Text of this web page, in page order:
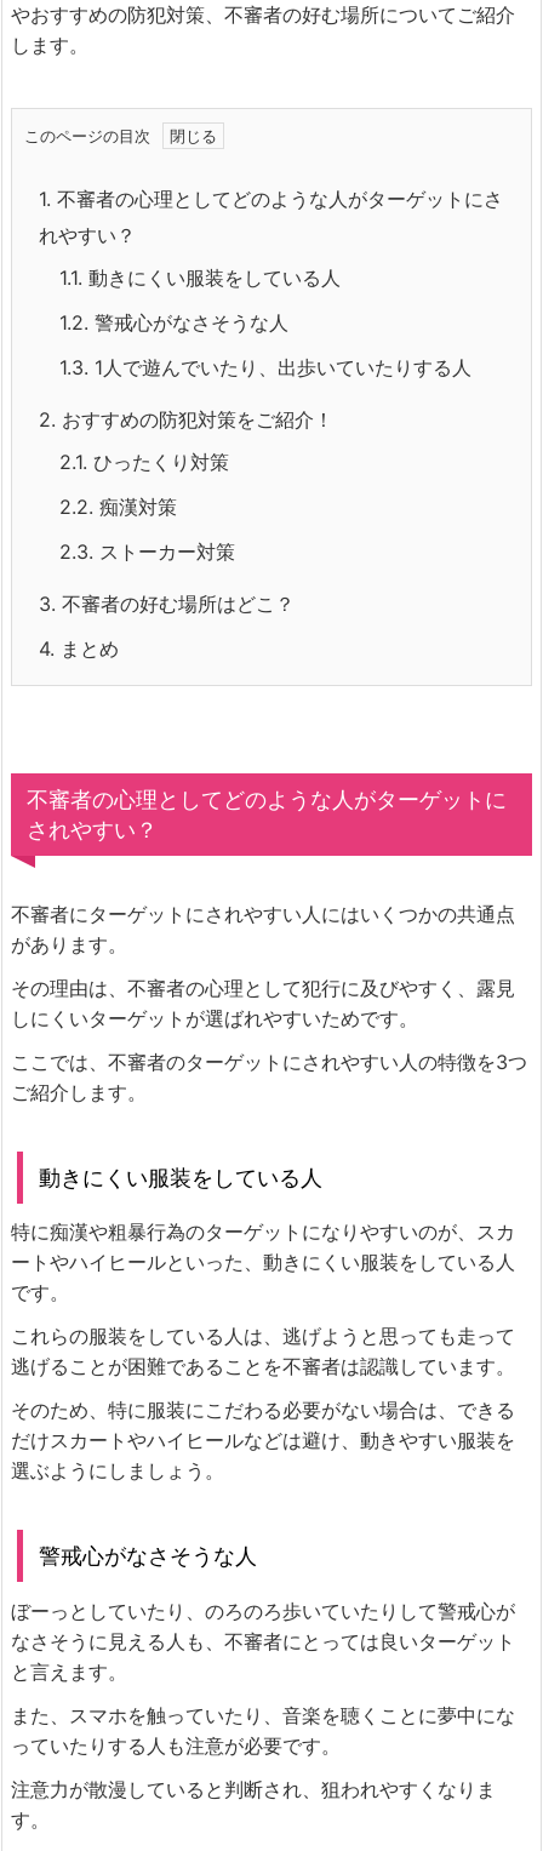
やおすすめの防犯対策、不審者の好む場所についてご紹介
します。
このページの目次
1. 不審者の心理としてどのような人がターゲットにさ
れやすい？
1.1. 動きにくい服装をしている人
1.2. 警戒心がなさそうな人
1.3. 1人で遊んでいたり、出歩いていたりする人
2. おすすめの防犯対策をご紹介！
2.1. ひったくり対策
2.2. 痴漢対策
2.3. ストーカー対策
3. 不審者の好む場所はどこ？
4. まとめ
不審者の心理としてどのような人がターゲットに
されやすい？
不審者にターゲットにされやすい人にはいくつかの共通点
があります。
その理由は、不審者の心理として犯行に及びやすく、露見
しにくいターゲットが選ばれやすいためです。
ここでは、不審者のターゲットにされやすい人の特徴を3つ
ご紹介します。
動きにくい服装をしている人
特に痴漢や粗暴行為のターゲットになりやすいのが、スカ
ートやハイヒールといった、動きにくい服装をしている人
です。
これらの服装をしている人は、逃げようと思っても走って
逃げることが困難であることを不審者は認識しています。
そのため、特に服装にこだわる必要がない場合は、できる
だけスカートやハイヒールなどは避け、動きやすい服装を
選ぶようにしましょう。
警戒心がなさそうな人
ぼーっとしていたり、のろのろ歩いていたりして警戒心が
なさそうに見える人も、不審者にとっては良いターゲット
と言えます。
また、スマホを触っていたり、音楽を聴くことに夢中にな
っていたりする人も注意が必要です。
注意力が散漫していると判断され、狙われやすくなりま
す。